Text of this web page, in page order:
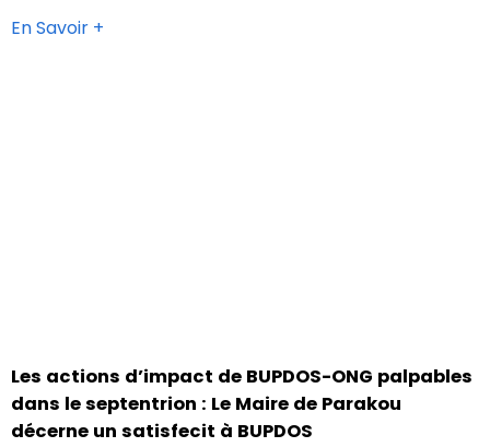
En Savoir +
Les actions d’impact de BUPDOS-ONG palpables
dans le septentrion : Le Maire de Parakou
décerne un satisfecit à BUPDOS